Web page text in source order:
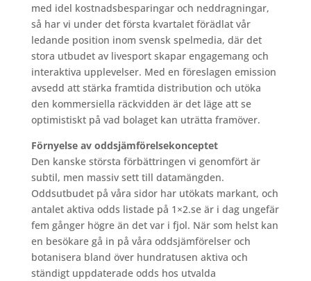
med idel kostnadsbesparingar och neddragningar,
så har vi under det första kvartalet förädlat vår
ledande position inom svensk spelmedia, där det
stora utbudet av livesport skapar engagemang och
interaktiva upplevelser. Med en föreslagen emission
avsedd att stärka framtida distribution och utöka
den kommersiella räckvidden är det läge att se
optimistiskt på vad bolaget kan uträtta framöver.
Förnyelse av oddsjämförelsekonceptet
Den kanske största förbättringen vi genomfört är
subtil, men massiv sett till datamängden.
Oddsutbudet på våra sidor har utökats markant, och
antalet aktiva odds listade på 1×2.se är i dag ungefär
fem gånger högre än det var i fjol. När som helst kan
en besökare gå in på våra oddsjämförelser och
botanisera bland över hundratusen aktiva och
ständigt uppdaterade odds hos utvalda